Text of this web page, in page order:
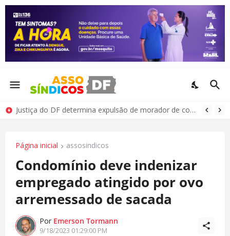
Justiça do DF determina expulsão de morador de condomínio por comportamento antissocial
Página inicial assosindicos
Condomínio deve indenizar
empregado atingido por ovo
arremessado de sacada
Por Emerson Tormann
9/18/2023 01:29:00 PM